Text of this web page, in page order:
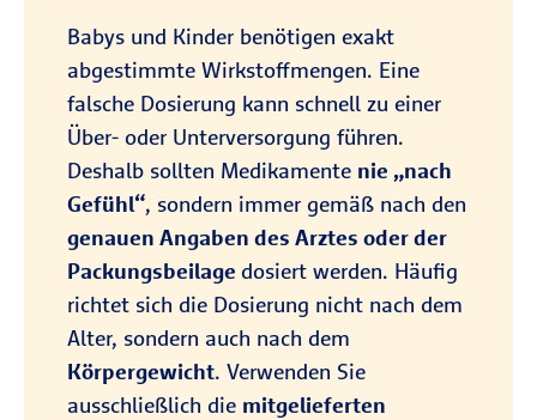
Babys und Kinder benötigen exakt
abgestimmte Wirkstoffmengen. Eine
falsche Dosierung kann schnell zu einer
Über- oder Unterversorgung führen.
Deshalb sollten Medikamente nie „nach
Gefühl“, sondern immer gemäß nach den
genauen Angaben des Arztes oder der
Packungsbeilage dosiert werden. Häufig
richtet sich die Dosierung nicht nach dem
Alter, sondern auch nach dem
Körpergewicht. Verwenden Sie
ausschließlich die mitgelieferten